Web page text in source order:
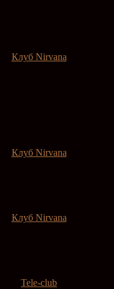
Клуб Nirvana
Клуб Nirvana
Клуб Nirvana
Tele-club